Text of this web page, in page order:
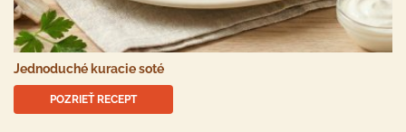
Jednoduché kuracie soté
POZRIEŤ RECEPT